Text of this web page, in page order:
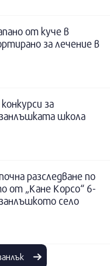
от куче в
за лечение в
за
школа
разследване по
от „Кане Корсо“ 6-
село